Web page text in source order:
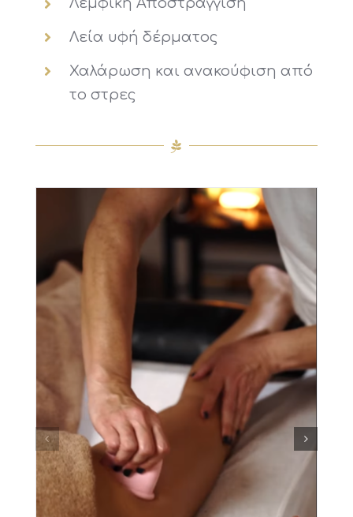
Λεμφική Αποστράγγιση
Λεία υφή δέρματος
Χαλάρωση και ανακούφιση από
το στρες